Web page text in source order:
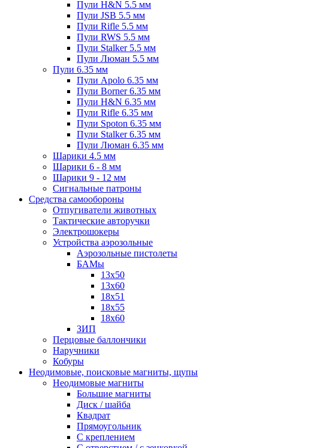
Пули H&N 5.5 мм
Пули JSB 5.5 мм
Пули Rifle 5.5 мм
Пули RWS 5.5 мм
Пули Stalker 5.5 мм
Пули Люман 5.5 мм
Пули 6.35 мм
Пули Apolo 6.35 мм
Пули Borner 6.35 мм
Пули H&N 6.35 мм
Пули Rifle 6.35 мм
Пули Spoton 6.35 мм
Пули Stalker 6.35 мм
Пули Люман 6.35 мм
Шарики 4.5 мм
Шарики 6 - 8 мм
Шарики 9 - 12 мм
Сигнальные патроны
Средства самообороны
Отпугиватели животных
Тактические авторучки
Электрошокеры
Устройства аэрозольные
Аэрозольные пистолеты
БАМы
13х50
13х60
18х51
18х55
18х60
ЗИП
Перцовые баллончики
Наручники
Кобуры
Неодимовые, поисковые магниты, щупы
Неодимовые магниты
Большие магниты
Диск / шайба
Квадрат
Прямоугольник
С креплением